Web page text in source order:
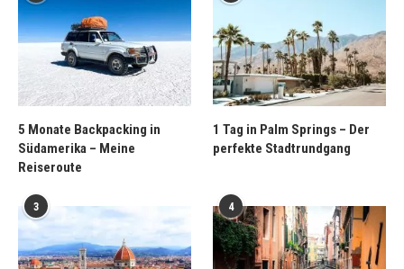
5 Monate Backpacking in
Südamerika – Meine
Reiseroute
1 Tag in Palm Springs – Der
perfekte Stadtrundgang
3 4